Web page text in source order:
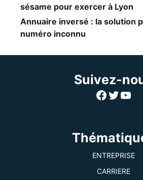
sésame pour exercer à Lyon
Annuaire inversé : la solution
numéro inconnu
Suivez-
Twitter
ENTREPRISE
CARRIERE